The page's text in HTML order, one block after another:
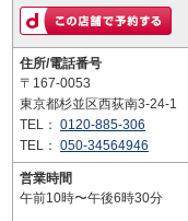
住所/電話番号
〒167-0053
東京都杉並区西荻南3-24-1
TEL： 0120-885-306
TEL： 050-34564946
営業時間
午前10時〜午後6時30分